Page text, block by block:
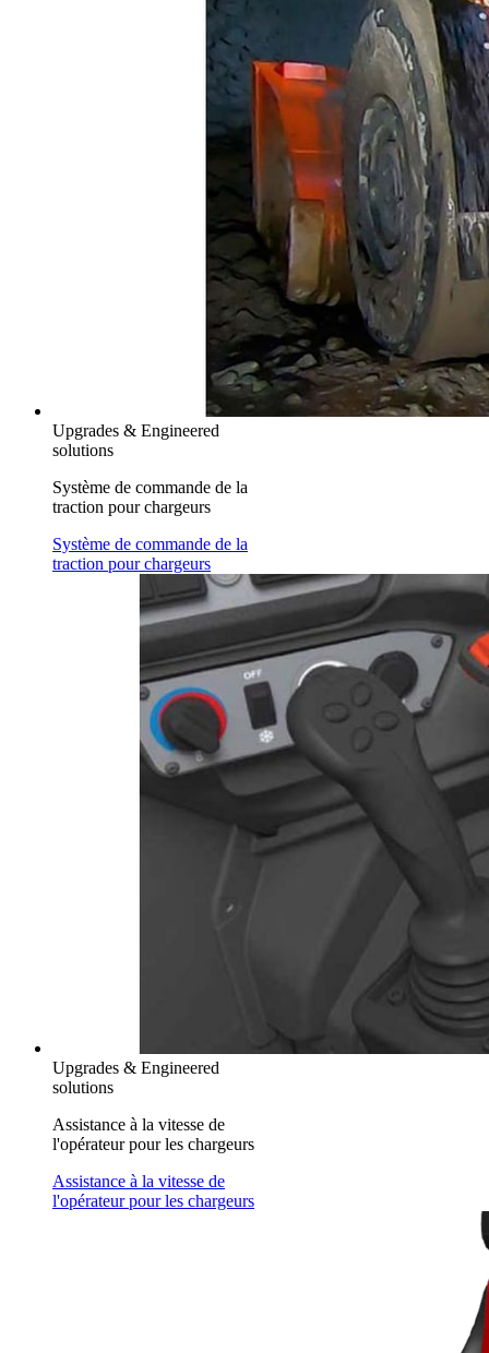
Upgrades & Engineered
solutions
Système de commande de la
traction pour chargeurs
Système de commande de la
traction pour chargeurs
Upgrades & Engineered
solutions
Assistance à la vitesse de
l'opérateur pour les chargeurs
Assistance à la vitesse de
l'opérateur pour les chargeurs